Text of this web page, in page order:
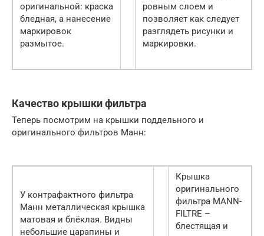
оригинальной: краска
бледная, а нанесение
маркировок
размытое.
ровным слоем и
позволяет как следует
разглядеть рисунки и
маркировки.
Качество крышки фильтра
Теперь посмотрим на крышки поддельного и
оригинального фильтров Манн:
У контрафактного фильтра
Манн металлическая крышка
матовая и блёклая. Видны
небольшие царапины и
Крышка
оригинального
фильтра MANN-
FILTRE –
блестящая и